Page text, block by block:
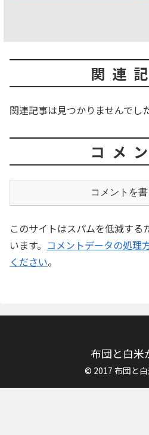
関連
関連記事は見つかりませんでした
コメ
コメントを
このサイトはスパムを低減する
います。 コメントデータの処理
ください。
布団と白米
© 2017 布団と